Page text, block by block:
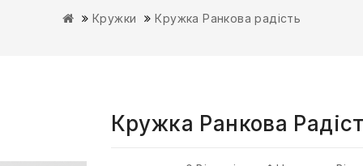
Кружки Кружка Ранкова радість
Кружка Ранкова